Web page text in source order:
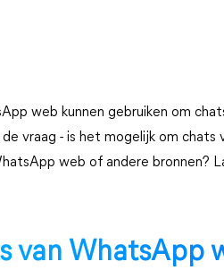
web kunnen gebruiken om
vraag - is het mogelijk om chats
web of andere bronnen?
van WhatsApp